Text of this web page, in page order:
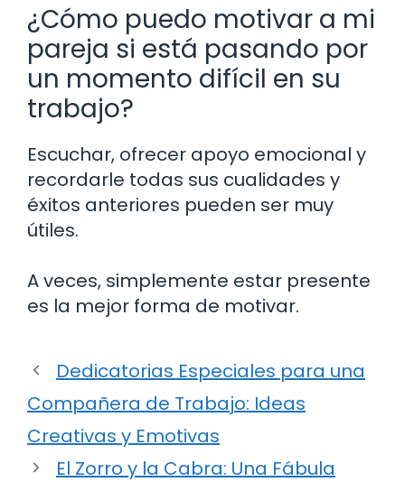
¿Cómo puedo motivar a mi
pareja si está pasando por
un momento difícil en su
trabajo?
Escuchar, ofrecer apoyo emocional y
recordarle todas sus cualidades y
éxitos anteriores pueden ser muy
útiles.
A veces, simplemente estar presente
es la mejor forma de motivar.
Dedicatorias Especiales para una
Compañera de Trabajo: Ideas
Creativas y Emotivas
El Zorro y la Cabra: Una Fábula